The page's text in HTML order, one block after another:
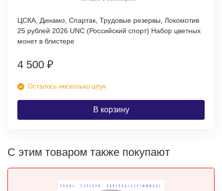
ЦСКА, Динамо, Спартак, Трудовые резервы, Локомотив
25 рублей 2026 UNC (Российский спорт) Набор цветных
монет в блистере
4 500 ₽
Осталось несколько штук
В корзину
С этим товаром также покупают